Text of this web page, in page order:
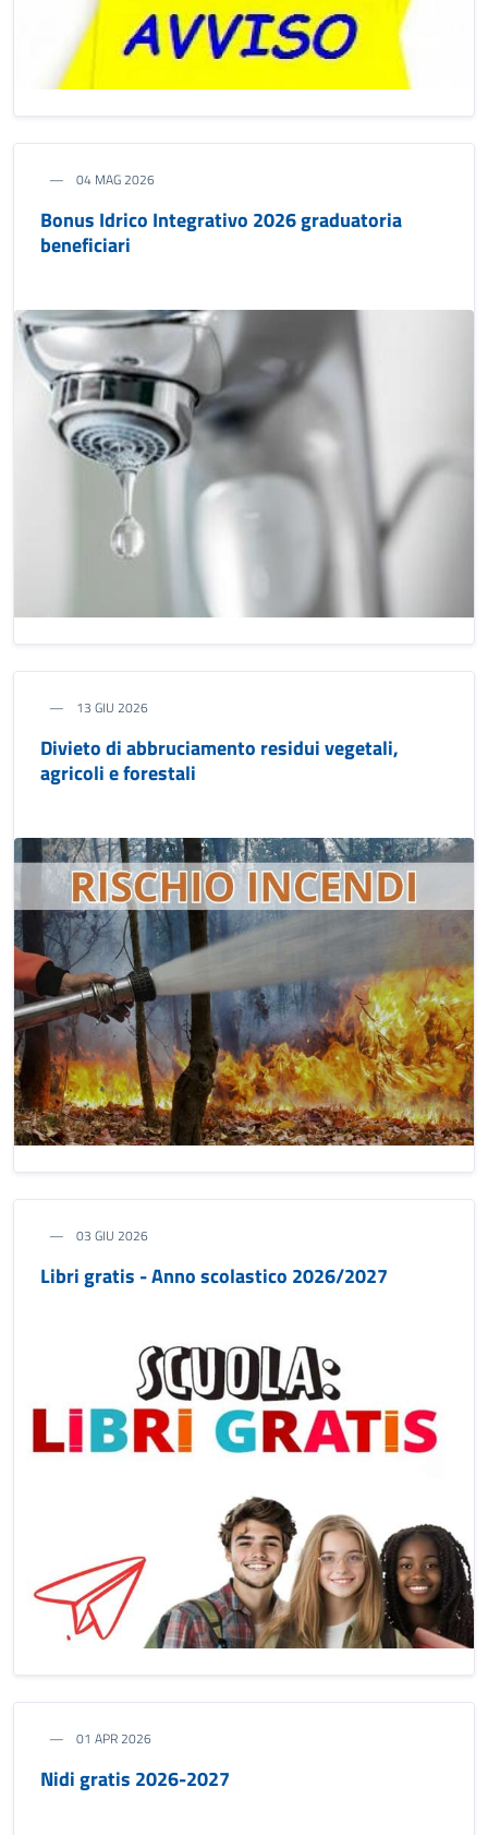
04 MAG 2026
Bonus Idrico Integrativo 2026 graduatoria
beneficiari
13 GIU 2026
Divieto di abbruciamento residui vegetali,
agricoli e forestali
03 GIU 2026
Libri gratis - Anno scolastico 2026/2027
01 APR 2026
Nidi gratis 2026-2027